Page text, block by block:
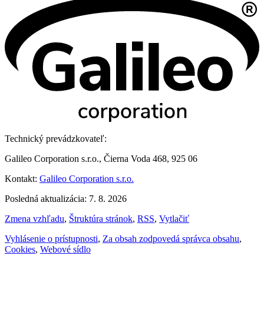
Technický prevádzkovateľ:
Galileo Corporation s.r.o., Čierna Voda 468, 925 06
Kontakt: Galileo Corporation s.r.o.
Posledná aktualizácia: 7. 8. 2026
Zmena vzhľadu, Štruktúra stránok, RSS, Vytlačiť
Vyhlásenie o prístupnosti, Za obsah zodpovedá správca obsahu,
Cookies, Webové sídlo